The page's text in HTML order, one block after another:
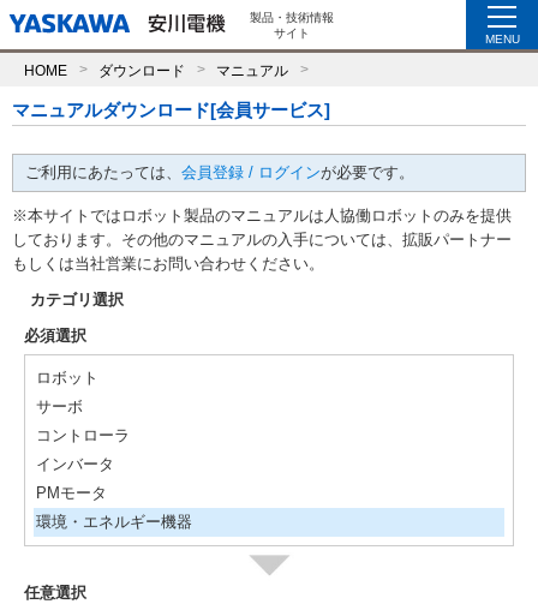
製品・技術情報
サイト
MENU
HOME ダウンロード マニュアル
マニュアルダウンロード[会員サービス]
ご利用にあたっては、 会員登録 / ログインが必要です。
※本サイトではロボット製品のマニュアルは人協働ロボットのみを提供
しております。その他のマニュアルの入手については、拡販パートナー
もしくは当社営業にお問い合わせください。
カテゴリ選択
必須選択
ロボット
サーボ
コントローラ
インバータ
PMモータ
環境・エネルギー機器
任意選択